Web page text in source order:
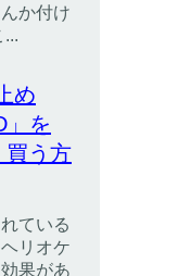
か付け
...
め
」を
買う方
ている
リオケ
果があ